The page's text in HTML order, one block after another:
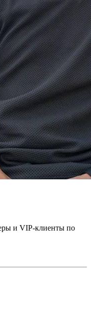
и VIP-клиенты по